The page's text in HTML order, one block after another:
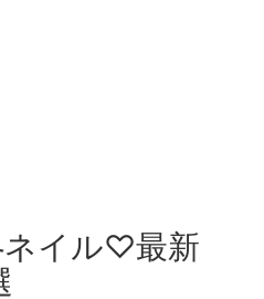
ネイル♡最新